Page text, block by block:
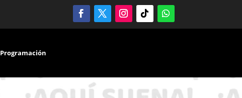
Programación